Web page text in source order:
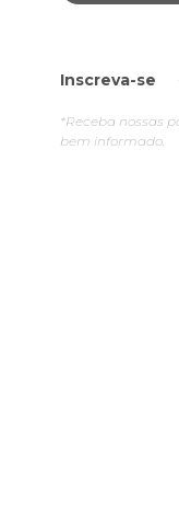
Inscreva-se
*Receba nossas
bem informado.